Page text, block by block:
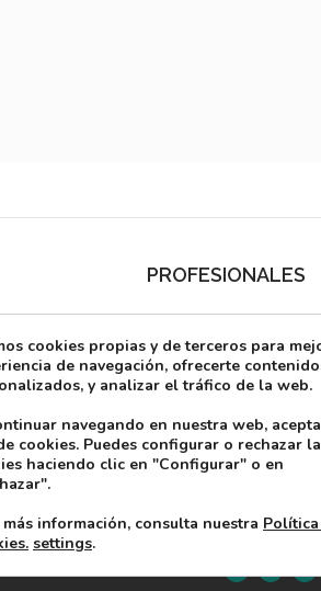
tratamiento
PROFESIONALES
Prensa
Directorio
CONTACTO
cookies propias y de terceros para
de navegación, ofrecerte
y analizar el tráfico de la web.
navegando en nuestra web,
cookies. Puedes configurar o rechazar
haciendo clic en "Configurar" o en
más información, consulta nuestra
settings.